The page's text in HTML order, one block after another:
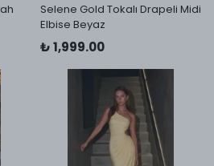
Selene Gold Tokalı Drapeli Midi
Elbise Beyaz
₺ 1,999.00